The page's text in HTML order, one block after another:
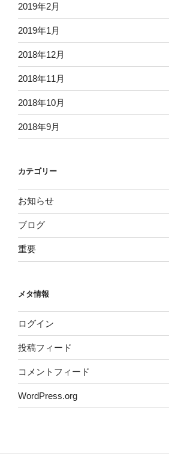
2019年2月
2019年1月
2018年12月
2018年11月
2018年10月
2018年9月
カテゴリー
お知らせ
ブログ
重要
メタ情報
ログイン
投稿フィード
コメントフィード
WordPress.org